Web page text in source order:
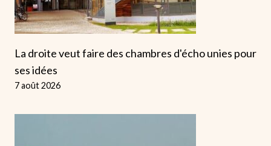
La droite veut faire des chambres d'écho unies pour
ses idées
7 août 2026